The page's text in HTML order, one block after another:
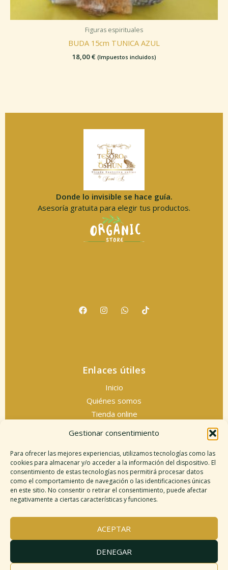
Gestionar consentimiento
Para ofrecer las mejores experiencias, utilizamos tecnologías como las
cookies para almacenar y/o acceder a la información del dispositivo. El
consentimiento de estas tecnologías nos permitirá procesar datos
como el comportamiento de navegación o las identificaciones únicas
en este sitio. No consentir o retirar el consentimiento, puede afectar
negativamente a ciertas características y funciones.
ACEPTAR
DENEGAR
Figuras espirituales
BUDA 15cm TUNICA AZUL
18,00€ (Impuestos incluidos)
Donde lo invisible se hace guía.
Asesoría gratuita para elegir tus productos.
Enlaces útiles
Inicio
Quiénes somos
Tienda online
Información legal
Política de cookies
Políticas de privacidad
Términos y condiciones